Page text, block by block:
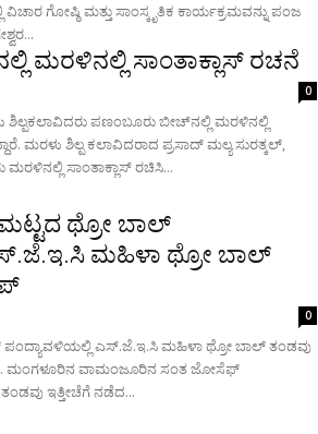
ಗೋಷ್ಠಿ ಮತ್ತು ಸಾಂಸ್ಕೃತಿಕ ಕಾರ್ಯಕ್ರಮವನ್ನು ಪಂಜ
ಮರಳಿನಲ್ಲಿ ಸಾಂತಾಕ್ಲಾಸ್ ರಚನೆ
0
ಶಿಲ್ಪಕಲಾವಿದರು ಪಣಂಬೂರು ಬೀಚ್‌ನಲ್ಲಿ ಮರಳಿನಲ್ಲಿ
ಸಾಂತಾಕ್ಲಾಸ್ ರಚಿಸಿ...
ಮಟ್ಟದ ಥ್ರೋ ಬಾಲ್
ಮಹಿಳಾ ಥ್ರೋ ಬಾಲ್
0
ಪಂದ್ಯಾವಳಿಯಲ್ಲಿ ಎಸ್.ಜೆ.ಇ.ಸಿ ಮಹಿಳಾ ಥ್ರೋ ಬಾಲ್ ತಂಡವು
ಇತ್ತೀಚೆಗೆ ನಡೆದ...